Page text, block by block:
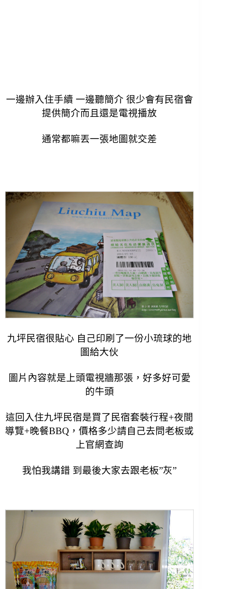
一邊辦入住手續 一邊聽簡介 很少會有民宿會
提供簡介而且還是電視播放
通常都嘛丟一張地圖就交差
九坪民宿很貼心 自己印刷了一份小琉球的地
圖給大伙
圖片內容就是上頭電視牆那張， 好多好可愛
的牛頭
這回入住九坪民宿是買了民宿套裝行程+夜間
導覽+晚餐BBQ，價格多少請自己去問老板或
上官網查詢
我怕我講錯 到最後大家去跟老板”灰”